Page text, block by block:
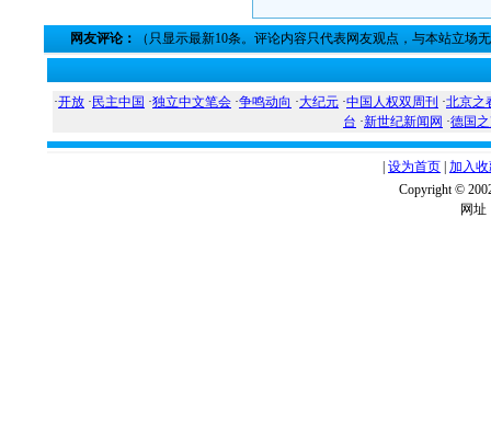
网友评论： （只显示最新10条。评论内容只代表网友观点，与本站立场
·开放 · 民主中国 ·独立中文笔会 ·争鸣动向 ·大纪元 ·中国人权双周刊 ·北京之
台 ·新世纪新闻网 ·德国
设为首页 加入
Copyright ©
网址